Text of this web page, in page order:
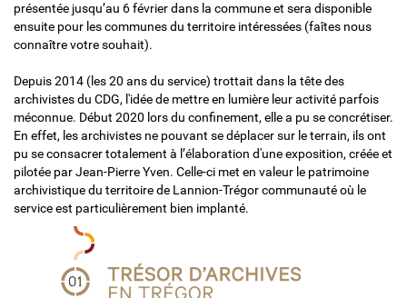
présentée jusqu’au 6 février dans la commune et sera disponible
ensuite pour les communes du territoire intéressées (faîtes nous
connaître votre souhait).
Depuis 2014 (les 20 ans du service) trottait dans la tête des
archivistes du CDG, l'idée de mettre en lumière leur activité parfois
méconnue. Début 2020 lors du confinement, elle a pu se concrétiser.
En effet, les archivistes ne pouvant se déplacer sur le terrain, ils ont
pu se consacrer totalement à l’élaboration d'une exposition, créée et
pilotée par Jean-Pierre Yven. Celle-ci met en valeur le patrimoine
archivistique du territoire de Lannion-Trégor communauté où le
service est particulièrement bien implanté.